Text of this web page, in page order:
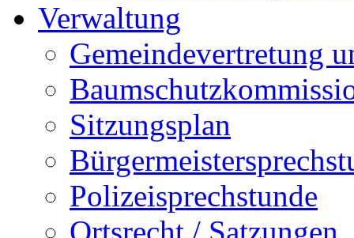
Verwaltung
Gemeindevertretung
Sitzungsplan
Polizeisprechstunde